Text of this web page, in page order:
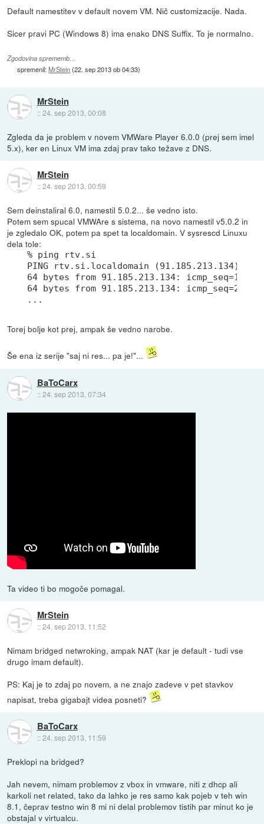
Default namestitev v default novem VM. Nič customizacije. Nada.
Sicer pravi PC (Windows 8) ima enako DNS Suffix. To je normalno.
Zgodovina sprememb…
spremenil:MrStein(22. sep 2013 ob 04:33)
MrStein
::24. sep 2013, 00:08
Zgleda da je problem v novem VMWare Player 6.0.0 (prej sem imel
5.x), ker en Linux VM ima zdaj prav tako težave z DNS.
MrStein
::24. sep 2013, 00:59
Sem deinstaliral 6.0, namestil 5.0.2... še vedno isto.
Potem sem spucal VMWAre s sistema, na novo namestil v5.0.2 in
je zgledalo OK, potem pa spet ta localdomain. V sysrescd Linuxu
dela tole:
% ping rtv.si
PING rtv.si.localdomain (91.185.213.134)
64 bytes from 91.185.213.134: icmp_seq=1
64 bytes from 91.185.213.134: icmp_seq=2
Torej bolje kot prej, ampak še vedno narobe.
Še ena iz serije "saj ni res... pa je!"...
BaToCarx
::24. sep 2013, 07:34
Ta video ti bo mogoče pomagal.
MrStein
::24. sep 2013, 11:52
Nimam bridged netwroking, ampak NAT (kar je default - tudi vse
drugo imam default).
PS: Kaj je to zdaj po novem, a ne znajo zadeve v pet stavkov
napisat, treba gigabajt videa posneti?
BaToCarx
::24. sep 2013, 11:59
Preklopi na bridged?
Jah nevem, nimam problemov z vbox in vmware, niti z dhcp ali
karkoli net related, tako da lahko je res samo kak pojeb v teh win
8.1, čeprav testno win 8 mi ni delal problemov tistih par minut ko je
obstajal v virtualcu.